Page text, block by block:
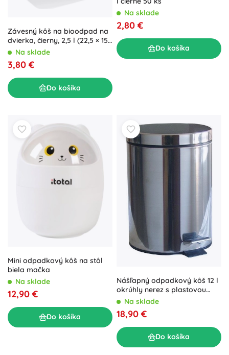
Závesný kôš na bioodpad na
dvierka, čierny, 2,5 l (22,5 × 15
× 13,5 cm)
Na sklade
3,80 €
Do košíka
Na sklade
2,80 €
Do košíka
Mini odpadkový kôš na stôl
biela mačka
Na sklade
12,90 €
Do košíka
Nášľapný odpadkový kôš 12 l
okrúhly nerez s plastovou
vložkou
Na sklade
18,90 €
Do košíka